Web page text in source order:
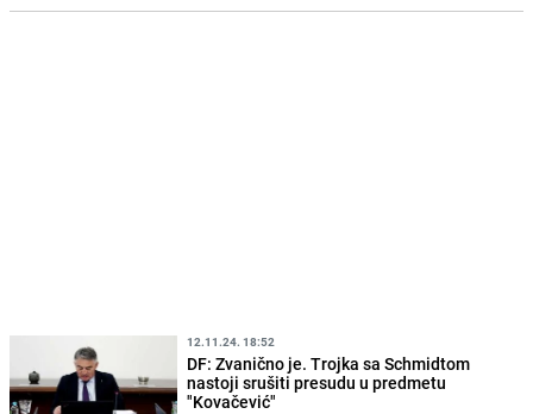
12.11.24. 18:52
DF: Zvanično je. Trojka sa Schmidtom
nastoji srušiti presudu u predmetu
"Kovačević"